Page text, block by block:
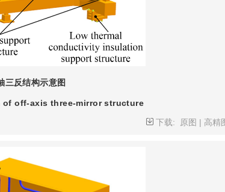
三反结构示意图
of off-axis three-mirror structure
下载:
原图 | 高精